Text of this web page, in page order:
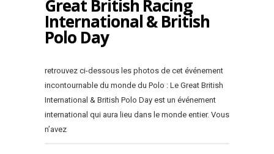
Great British Racing
International & British
Polo Day
retrouvez ci-dessous les photos de cet événement
incontournable du monde du Polo : Le Great British
International & British Polo Day est un événement
international qui aura lieu dans le monde entier. Vous
n’avez